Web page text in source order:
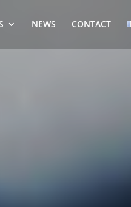
NEWS CONTACT